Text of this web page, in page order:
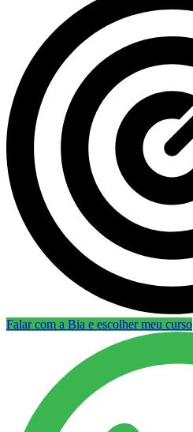
Falar com a Bia e escolher meu curso